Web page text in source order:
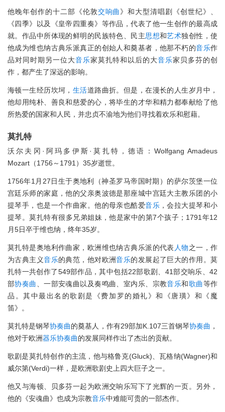
他晚年创作的十二部《伦敦交响曲 》和大型清唱剧《创世纪》、
《四季》以及《皇帝四重奏》等作品，代表了他一生创作的最高成
就。作品中所体现的鲜明的民族特色、民主思想和艺术独创性，使
他成为维也纳古典乐派真正的创始人和奠基者，他那不朽的音乐作
品对同时期另一位大音乐家莫扎特和以后的大音乐家贝多芬的创
作，都产生了深远的影响。
海顿一生经历坎坷， 生活道路曲折。但是，在漫长的人生岁月中，
他却用纯朴、善良和慈爱的心，将毕生的才华和精力都奉献给了他
所热爱的国家和人民，并忠贞不渝地为他们寻找着欢乐和慰藉。
莫扎特
沃尔夫冈·阿玛多伊斯·莫扎特，德语：Wolfgang Amadeus
Mozart（1756～1791）35岁逝世。
1756年1月27日生于奥地利（神圣罗马帝国时期）的萨尔茨堡一位
宫廷乐师的家庭，他的父亲奥波德是那座城中宫廷大主教乐团的小
提琴手，也是一个作曲家。他的母亲也酷爱音乐 ，会拉大提琴和小
提琴。莫扎特有很多兄弟姐妹，他是家中的第7个孩子；1791年12
月5日卒于维也纳，终年35岁。
莫扎特是奥地利作曲家，欧洲维也纳古典乐派的代表 人物之一，作
为古典主义音乐的典范，他对欧洲音乐的发展起了巨大的作用。莫
扎特一共创作了549部作品，其中包括22部歌剧、41部交响乐、42
部协奏曲 、一部安魂曲以及奏鸣曲、室内乐、宗教音乐和歌曲等作
品。其中最出名的歌剧是《费加罗的婚礼》和《唐璜》和《魔
笛》。
莫扎特是钢琴协奏曲的奠基人，作有29部加K.107三首钢琴协奏曲 ，
他对于欧洲器乐协奏曲的发展同样作出了杰出的贡献。
歌剧是莫扎特创作的主流，他与格鲁克(Gluck)、瓦格纳(Wagner)和
威尔第(Verdi)一样，是欧洲歌剧史上四大巨子之一。
他又与海顿、贝多芬一起为欧洲交响乐写下了光辉的一页。另外，
他的《安魂曲》也成为宗教音乐中难能可贵的一部杰作。